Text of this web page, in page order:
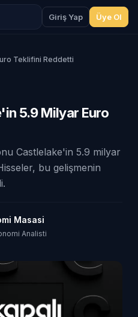
Giriş Yap Üye Ol
Teklifini Reddetti
5.9 Milyar Euro
Castlelake'in 5.9 milyar
bu gelişmenin
Masasi
Analisti